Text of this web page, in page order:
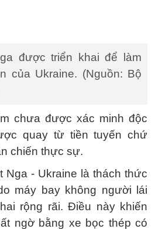
được triển khai để làm
của Ukraine. (Nguồn: Bộ
chưa được xác minh độc
quay từ tiền tuyến chứ
chiến thực sự.
Nga - Ukraine là thách thức
máy bay không người lái
rộng rãi. Điều này khiến
ngờ bằng xe bọc thép có